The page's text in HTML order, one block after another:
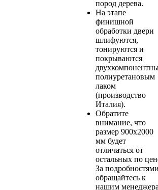
пород дерева.
На этапе
финишной
обработки двери
шлифуются,
тонируются и
покрываются
полиуретановым
лаком
(производство
Италия).
Обратите
внимание, что
размер 900х2000
мм будет
отличаться от
остальных по
За
обращайтесь к
нашим